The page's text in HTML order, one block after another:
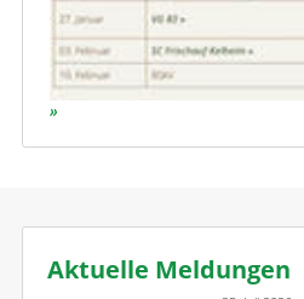
Aktuelle Meldungen